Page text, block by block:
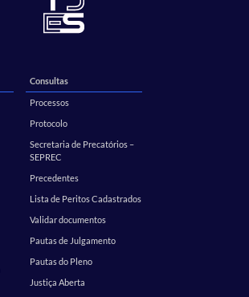
Consultas
Processos
Protocolo
Secretaria de Precatórios –
SEPREC
Precedentes
Lista de Peritos Cadastrados
Validar documentos
Pautas de Julgamento
Pautas do Pleno
Justiça Aberta